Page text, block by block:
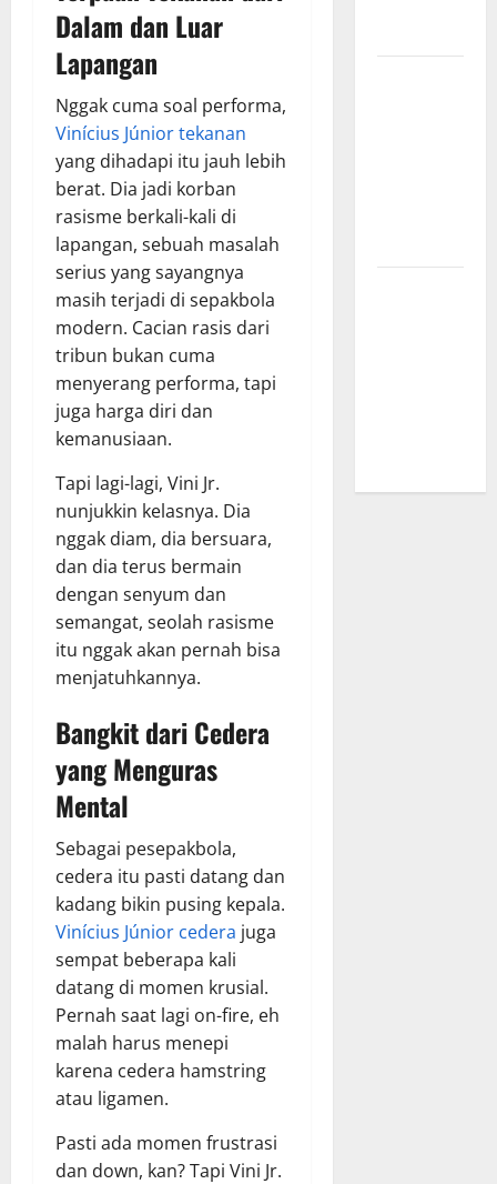
Dalam dan Luar
Lapangan
Nggak cuma soal performa,
Vinícius Júnior tekanan
yang dihadapi itu jauh lebih
berat. Dia jadi korban
rasisme berkali-kali di
lapangan, sebuah masalah
serius yang sayangnya
masih terjadi di sepakbola
modern. Cacian rasis dari
tribun bukan cuma
menyerang performa, tapi
juga harga diri dan
kemanusiaan.
Tapi lagi-lagi, Vini Jr.
nunjukkin kelasnya. Dia
nggak diam, dia bersuara,
dan dia terus bermain
dengan senyum dan
semangat, seolah rasisme
itu nggak akan pernah bisa
menjatuhkannya.
Bangkit dari Cedera
yang Menguras
Mental
Sebagai pesepakbola,
cedera itu pasti datang dan
kadang bikin pusing kepala.
Vinícius Júnior cedera juga
sempat beberapa kali
datang di momen krusial.
Pernah saat lagi on-fire, eh
malah harus menepi
karena cedera hamstring
atau ligamen.
Pasti ada momen frustrasi
dan down, kan? Tapi Vini Jr.